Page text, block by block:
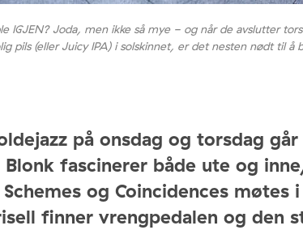
IGJEN? Joda, men ikke så mye - og når de avslutter
pils (eller Juicy IPA) i solskinnet, er det nesten nødt til
på onsdag og torsdag
fascinerer både ute og
og Coincidences møtes
finner vrengpedalen og den